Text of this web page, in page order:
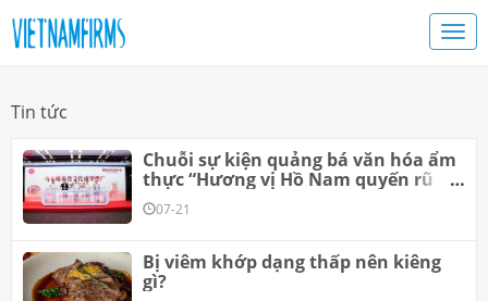
Tin tức
Chuỗi sự kiện quảng bá văn hóa ẩm
thực “Hương vị Hồ Nam quyến rũ
của Mã Vương Đôi” được khởi động
tại Thượng Hải
07-21
Bị viêm khớp dạng thấp nên kiêng
gì?